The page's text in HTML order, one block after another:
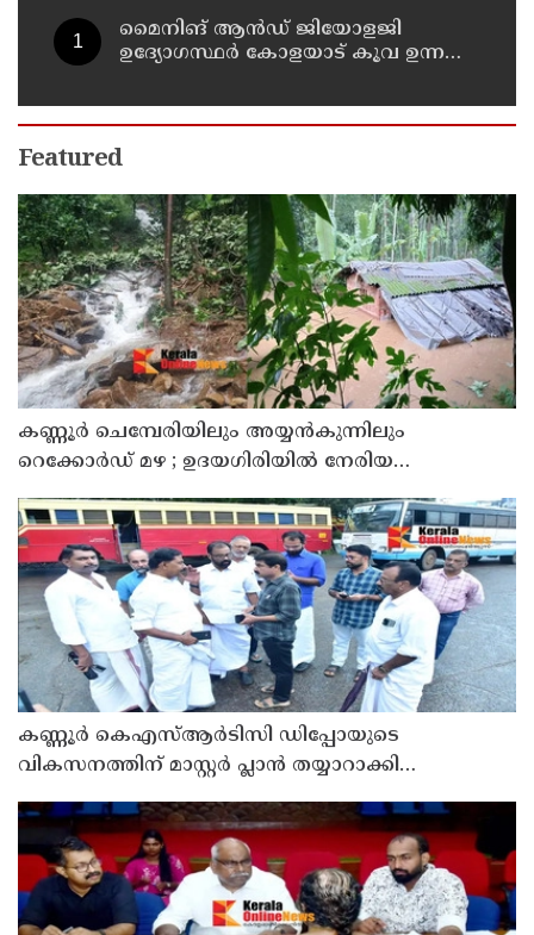
മൈനിങ് ആൻഡ്​ ജിയോളജി
ഉദ്യോഗസ്ഥർ കോളയാട് കൂവ ഉന്നതി
Featured
കണ്ണൂർ ചെമ്പേരിയിലും അയ്യൻകുന്നിലും
റെക്കോർഡ് മഴ ; ഉദയഗിരിയിൽ നേരിയ
കണ്ണൂർ കെഎസ്ആർടിസി ഡിപ്പോയുടെ
വികസനത്തിന് മാസ്റ്റർ പ്ലാൻ തയ്യാറാക്കി